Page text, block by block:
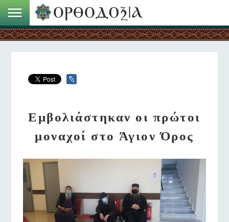
Εμβολιάστηκαν οι πρώτοι
μοναχοί στο Άγιον Όρος